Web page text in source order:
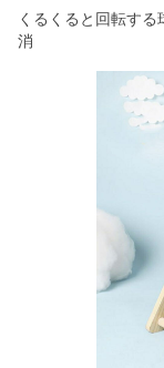
くるくると回転す
消